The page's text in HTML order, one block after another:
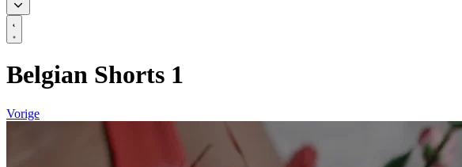
Belgian Shorts 1
Vorige